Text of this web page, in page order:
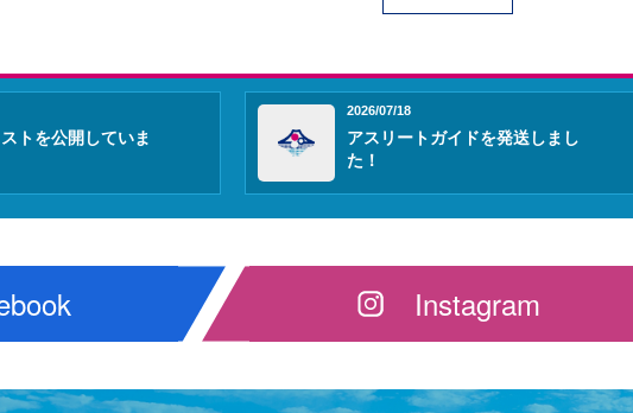
トを公開していま
2026/07/18
アスリートガイドを発送しまし
た！
Instagram